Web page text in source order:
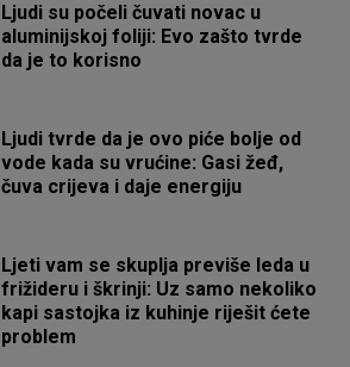
Ljudi su počeli čuvati novac u
aluminijskoj foliji: Evo zašto tvrde
da je to korisno
Ljudi tvrde da je ovo piće bolje od
vode kada su vrućine: Gasi žeđ,
čuva crijeva i daje energiju
Ljeti vam se skuplja previše leda u
frižideru i škrinji: Uz samo nekoliko
kapi sastojka iz kuhinje riješit ćete
problem